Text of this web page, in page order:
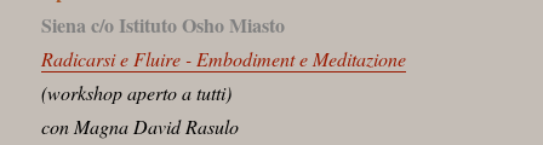
Siena c/o Istituto Osho Miasto
Radicarsi e Fluire - Embodiment e Meditazione
(workshop aperto a tutti)
con Magna David Rasulo